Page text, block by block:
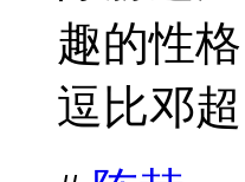
趣的性
逗比邓